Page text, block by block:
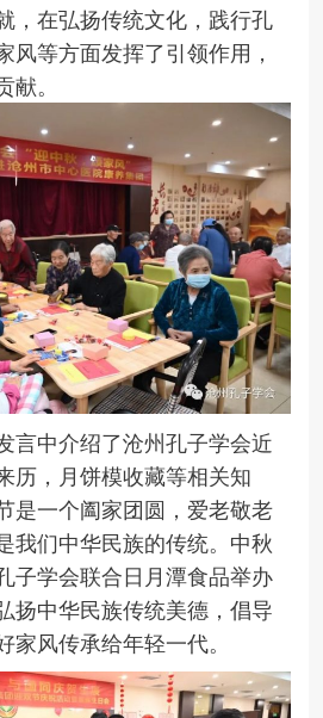
，在弘扬传统文化，践行孔
风等方面发挥了引领作用，
。
言中介绍了沧州孔子学会近
历，月饼模收藏等相关知
是一个阖家团圆，爱老敬老
我们中华民族的传统。中秋
子学会联合日月潭食品举办
扬中华民族传统美德，倡导
家风传承给年轻一代。